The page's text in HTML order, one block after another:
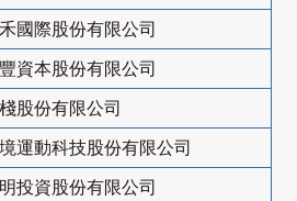
國際股份有限公司
資本股份有限公司
股份有限公司
運動科技股份有限公司
投資股份有限公司